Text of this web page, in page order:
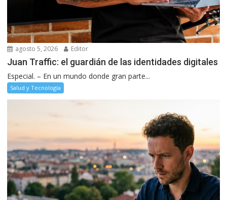
agosto 5, 2026 Editor
Juan Traffic: el guardián de las identidades digitales
Especial. – En un mundo donde gran parte...
Salud y Tecnología